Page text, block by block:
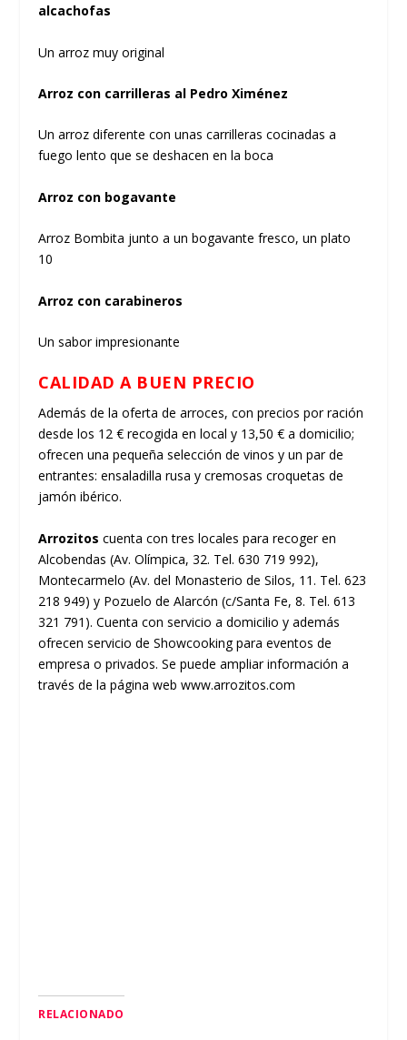
alcachofas
Un arroz muy original
Arroz con carrilleras al Pedro Ximénez
Un arroz diferente con unas carrilleras cocinadas a
fuego lento que se deshacen en la boca
Arroz con bogavante
Arroz Bombita junto a un bogavante fresco, un plato
10
Arroz con carabineros
Un sabor impresionante
CALIDAD A BUEN PRECIO
Además de la oferta de arroces, con precios por ración
desde los 12 € recogida en local y 13,50 € a domicilio;
ofrecen una pequeña selección de vinos y un par de
entrantes: ensaladilla rusa y cremosas croquetas de
jamón ibérico.
Arrozitoscuenta con tres locales para recoger en
Alcobendas (Av. Olímpica, 32. Tel. 630 719 992),
Montecarmelo (Av. del Monasterio de Silos, 11. Tel. 623
218 949) y Pozuelo de Alarcón (c/Santa Fe, 8. Tel. 613
321 791). Cuenta con servicio a domicilio y además
ofrecen servicio de Showcooking para eventos de
empresa o privados. Se puede ampliar información a
través de la página webwww.arrozitos.com
RELACIONADO